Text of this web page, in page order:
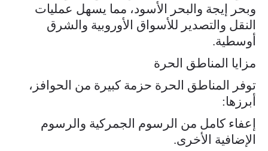
وبحر إيجة والبحر الأسود، مما يسهل عمليات
النقل والتصدير للأسواق الأوروبية والشرق
أوسطية.
مزايا المناطق الحرة
توفر المناطق الحرة حزمة كبيرة من الحوافز،
أبرزها:
إعفاء كامل من الرسوم الجمركية والرسوم
الإضافية الأخرى.